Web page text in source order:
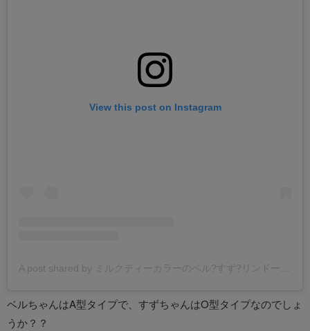
View this post on Instagram
A post shared by ミルクティーカラーのベル?すず?リンドール? (@ricorico_rico)
ベルちゃんはA型タイプで、すずちゃんはO型タイプなのでしょ
うか？？